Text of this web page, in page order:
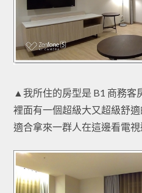
▲我所住的房型是 B1 商務客
裡面有一個超級大又超級舒
適合拿來一群人在這邊看電